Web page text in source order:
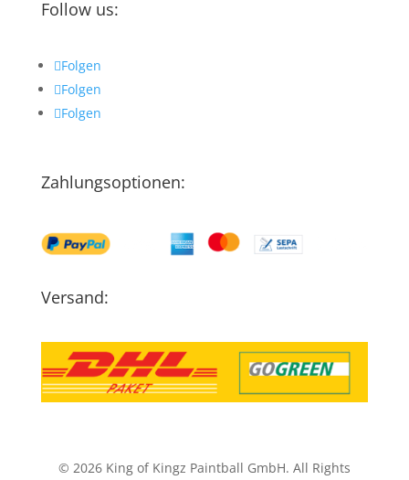
Follow us:
Folgen
Folgen
Folgen
Zahlungsoptionen:
Versand:
© 2026 King of Kingz Paintball GmbH. All Rights